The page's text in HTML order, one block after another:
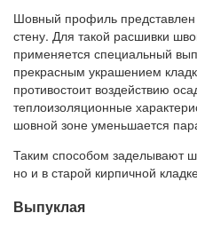
Шовный профиль представлен
стену. Для такой расшивки
применяется специальный
прекрасным украшением
противостоит воздействию
теплоизоляционные
шовной зоне уменьшается
Таким способом заделывают
но и в старой кирпичной
Выпуклая